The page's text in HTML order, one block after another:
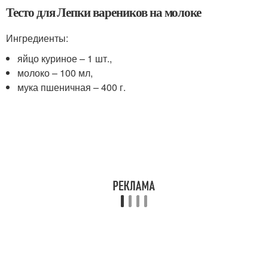
Тесто для Лепки вареников на молоке
Ингредиенты:
яйцо куриное – 1 шт.,
молоко – 100 мл,
мука пшеничная – 400 г.